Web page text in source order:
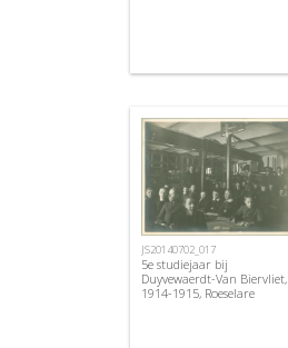
JS20140702_017
5e studiejaar bij
Duyvewaerdt-Van Biervliet,
1914-1915, Roeselare